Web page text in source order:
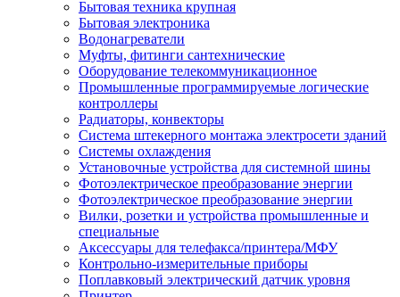
Бытовая техника крупная
Бытовая электроника
Водонагреватели
Муфты, фитинги сантехнические
Оборудование телекоммуникационное
Промышленные программируемые логические
контроллеры
Радиаторы, конвекторы
Система штекерного монтажа электросети зданий
Системы охлаждения
Установочные устройства для системной шины
Фотоэлектрическое преобразование энергии
Фотоэлектрическое преобразование энергии
Вилки, розетки и устройства промышленные и
специальные
Аксессуары для телефакса/принтера/МФУ
Контрольно-измерительные приборы
Поплавковый электрический датчик уровня